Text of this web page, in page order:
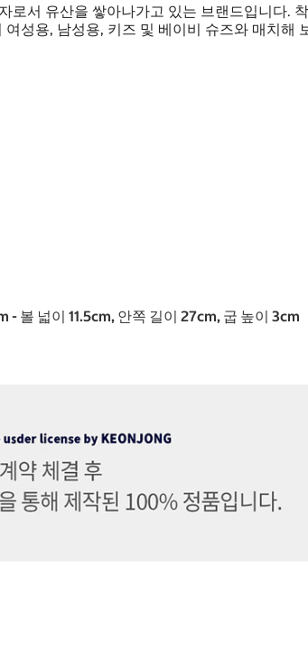
서 유산을 쌓아나가고 있는 브랜드입니다.
성용, 남성용, 키즈 및 베이비 슈즈와 매치해
볼 넓이 11.5cm, 안쪽 길이 27cm, 굽 높이 3cm